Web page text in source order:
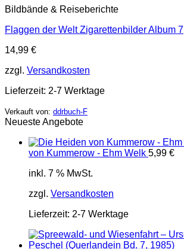
Bildbände & Reiseberichte
Flaggen der Welt Zigarettenbilder Album 7
14,99 €
zzgl. Versandkosten
Lieferzeit: 2-7 Werktage
Verkauft von: ddrbuch-F
Neueste Angebote
von Kummerow - Ehm Welk 5,99 €
inkl. 7 % MwSt.
zzgl. Versandkosten
Lieferzeit: 2-7 Werktage